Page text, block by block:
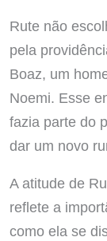
Rute não
pela
Boaz, um
Noemi. Esse
fazia parte do
dar um novo
A atitude de
reflete a
como ela se